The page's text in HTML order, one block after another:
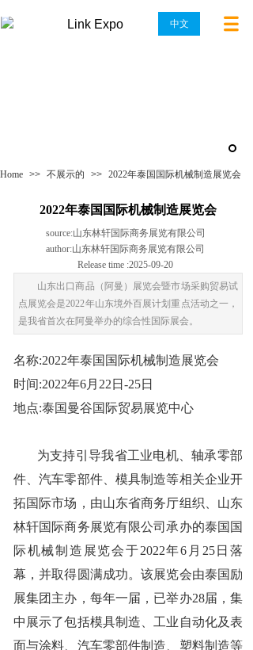
Link Expo 中文
Home >> 不展示的 >> 2022年泰国国际机械制造展览会
2022年泰国国际机械制造展览会
source:山东林轩国际商务展览有限公司
author:山东林轩国际商务展览有限公司
Release time :2025-09-20
山东出口商品（阿曼）展览会暨市场采购贸易试
点展览会是2022年山东境外百展计划重点活动之一，
是我省首次在阿曼举办的综合性国际展会。
名称:2022年泰国国际机械制造展览会
时间:2022年6月22日-25日
地点:泰国曼谷国际贸易展览中心
为支持引导我省工业电机、轴承零部
件、汽车零部件、模具制造等相关企业开
拓国际市场，由山东省商务厅组织、山东
林轩国际商务展览有限公司承办的泰国国
际机械制造展览会于2022年6月25日落
幕，并取得圆满成功。该展览会由泰国励
展集团主办，每年一届，已举办28届，集
中展示了包括模具制造、工业自动化及表
面与涂料、汽车零部件制造、塑料制造等